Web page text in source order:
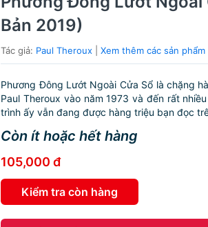
Bản 2019)
Tác giả: Paul Theroux |Xem thêm các sản
Phương Đông Lướt Ngoài Cửa Sổ là chặng
Paul Theroux vào năm 1973 và đến rất
trình ấy vẫn đang được hàng triệu bạn đọc
Còn ít hoặc hết hàng
105,000 đ
Kiểm tra còn hàng